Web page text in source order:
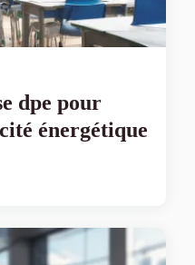
dpe pour
énergétique